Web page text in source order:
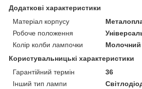
Додаткові характеристики
Матеріал корпусу
Робоче положення
Колір колби лампочки
Молочний
Користувальницькі характеристики
Гарантійний термін
36
Інший тип лампи